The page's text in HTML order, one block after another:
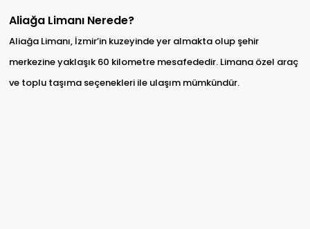
Aliağa Limanı Nerede?
Aliağa Limanı, İzmir’in kuzeyinde yer almakta olup şehir
merkezine yaklaşık 60 kilometre mesafededir. Limana özel araç
ve toplu taşıma seçenekleri ile ulaşım mümkündür.